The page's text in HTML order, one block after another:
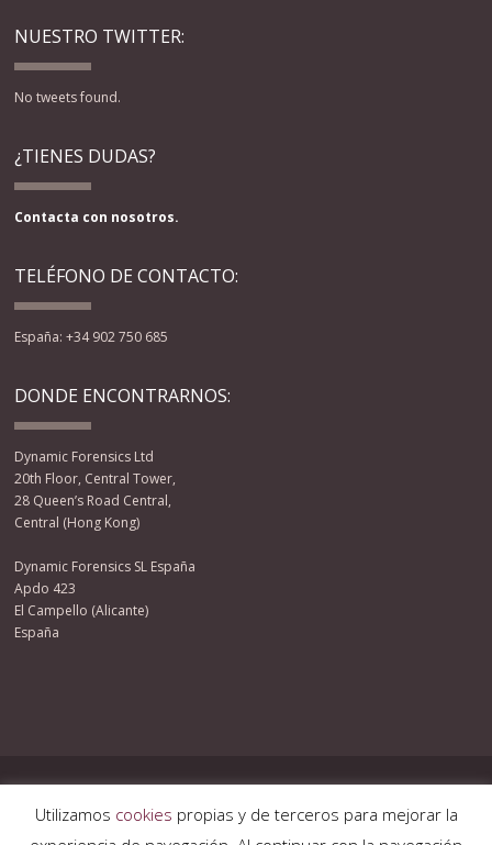
NUESTRO TWITTER:
No tweets found.
¿TIENES DUDAS?
Contacta con nosotros.
TELÉFONO DE CONTACTO:
España: +34 902 750 685
DONDE ENCONTRARNOS:
Dynamic Forensics Ltd
20th Floor, Central Tower,
28 Queen’s Road Central,
Central (Hong Kong)
Dynamic Forensics SL España
Apdo 423
El Campello (Alicante)
España
Utilizamos cookies propias y de terceros para mejorar la